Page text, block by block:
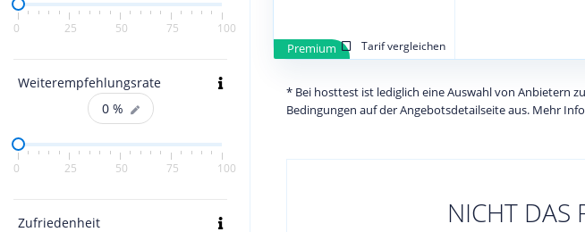
0 25 50 75 100
Weiterempfehlungsrate
0 %
0 25 50 75 100
Zufriedenheit
Premium Tarif vergleichen
* Bei hosttest ist lediglich eine Auswahl von Anbietern
Bedingungen auf der Angebotsdetailseite aus. Mehr
NICHT DAS